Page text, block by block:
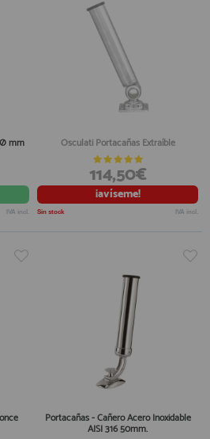
mm
IVA incl.
Osculati Portacañas Extraíble
114,50€
¡avíseme!
Sin stock IVA incl.
Portacañas - Cañero Acero Inoxidable
AISI 316 50mm.